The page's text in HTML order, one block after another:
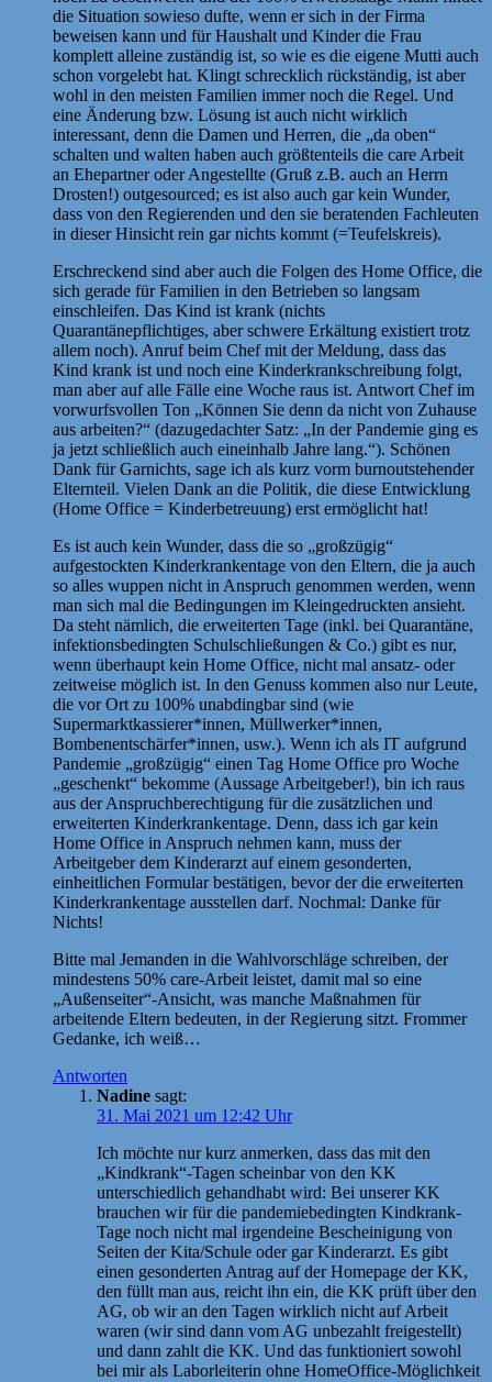
die Situation sowieso dufte, wenn er sich in der Firma
beweisen kann und für Haushalt und Kinder die Frau
komplett alleine zuständig ist, so wie es die eigene Mutti auch
schon vorgelebt hat. Klingt schrecklich rückständig, ist aber
wohl in den meisten Familien immer noch die Regel. Und
eine Änderung bzw. Lösung ist auch nicht wirklich
interessant, denn die Damen und Herren, die „da oben“
schalten und walten haben auch größtenteils die care Arbeit
an Ehepartner oder Angestellte (Gruß z.B. auch an Herrn
Drosten!) outgesourced; es ist also auch gar kein Wunder,
dass von den Regierenden und den sie beratenden Fachleuten
in dieser Hinsicht rein gar nichts kommt (=Teufelskreis).
Erschreckend sind aber auch die Folgen des Home Office, die
sich gerade für Familien in den Betrieben so langsam
einschleifen. Das Kind ist krank (nichts
Quarantänepflichtiges, aber schwere Erkältung existiert trotz
allem noch). Anruf beim Chef mit der Meldung, dass das
Kind krank ist und noch eine Kinderkrankschreibung folgt,
man aber auf alle Fälle eine Woche raus ist. Antwort Chef im
vorwurfsvollen Ton „Können Sie denn da nicht von Zuhause
aus arbeiten?“ (dazugedachter Satz: „In der Pandemie ging es
ja jetzt schließlich auch eineinhalb Jahre lang.“). Schönen
Dank für Garnichts, sage ich als kurz vorm burnoutstehender
Elternteil. Vielen Dank an die Politik, die diese Entwicklung
(Home Office = Kinderbetreuung) erst ermöglicht hat!
Es ist auch kein Wunder, dass die so „großzügig“
aufgestockten Kinderkrankentage von den Eltern, die ja auch
so alles wuppen nicht in Anspruch genommen werden, wenn
man sich mal die Bedingungen im Kleingedruckten ansieht.
Da steht nämlich, die erweiterten Tage (inkl. bei Quarantäne,
infektionsbedingten Schulschließungen & Co.) gibt es nur,
wenn überhaupt kein Home Office, nicht mal ansatz- oder
zeitweise möglich ist. In den Genuss kommen also nur Leute,
die vor Ort zu 100% unabdingbar sind (wie
Supermarktkassierer*innen, Müllwerker*innen,
Bombenentschärfer*innen, usw.). Wenn ich als IT aufgrund
Pandemie „großzügig“ einen Tag Home Office pro Woche
„geschenkt“ bekomme (Aussage Arbeitgeber!), bin ich raus
aus der Anspruchberechtigung für die zusätzlichen und
erweiterten Kinderkrankentage. Denn, dass ich gar kein
Home Office in Anspruch nehmen kann, muss der
Arbeitgeber dem Kinderarzt auf einem gesonderten,
einheitlichen Formular bestätigen, bevor der die erweiterten
Kinderkrankentage ausstellen darf. Nochmal: Danke für
Nichts!
Bitte mal Jemanden in die Wahlvorschläge schreiben, der
mindestens 50% care-Arbeit leistet, damit mal so eine
„Außenseiter“-Ansicht, was manche Maßnahmen für
arbeitende Eltern bedeuten, in der Regierung sitzt. Frommer
Gedanke, ich weiß…
Antworten
Nadine sagt:
31. Mai 2021 um 12:42 Uhr
Ich möchte nur kurz anmerken, dass das mit den
„Kindkrank“-Tagen scheinbar von den KK
unterschiedlich gehandhabt wird: Bei unserer KK
brauchen wir für die pandemiebedingten Kindkrank-
Tage noch nicht mal irgendeine Bescheinigung von
Seiten der Kita/Schule oder gar Kinderarzt. Es gibt
einen gesonderten Antrag auf der Homepage der KK,
den füllt man aus, reicht ihn ein, die KK prüft über den
AG, ob wir an den Tagen wirklich nicht auf Arbeit
waren (wir sind dann vom AG unbezahlt freigestellt)
und dann zahlt die KK. Und das funktioniert sowohl
bei mir als Laborleiterin ohne HomeOffice-Möglichkeit